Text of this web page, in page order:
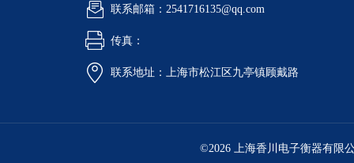
联系邮箱：2541716135@qq.com
传真：
联系地址：上海市松江区九亭镇顾戴路
©2026 上海香川电子衡器有限